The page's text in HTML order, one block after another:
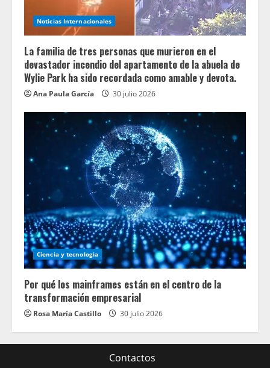
Noticias Internacionales
La familia de tres personas que murieron en el
devastador incendio del apartamento de la abuela de
Wylie Park ha sido recordada como amable y devota.
Ana Paula García 30 julio 2026
Ciencia y tecnologia
Por qué los mainframes están en el centro de la
transformación empresarial
Rosa María Castillo 30 julio 2026
Contactos